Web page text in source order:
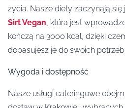
życia. Nasze diety zaczynają
Sirt Vegan , która jest
kończą na 3000 kcal, dzięki
dopasujesz je do swoich potrzeb.
Wygoda i dostępność
Nasze usługi cateringowe